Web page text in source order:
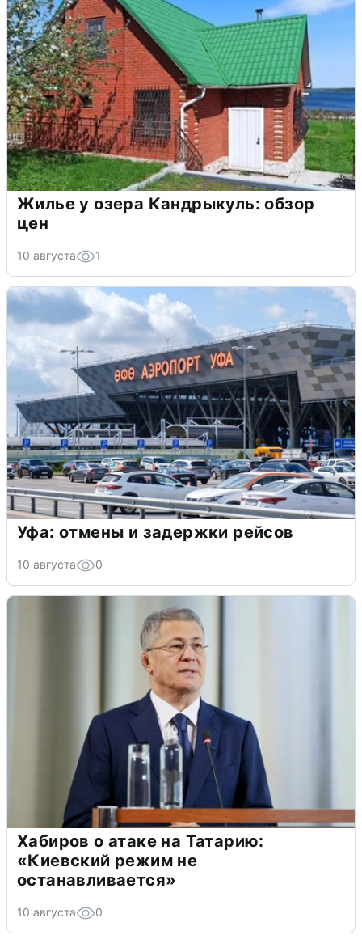
Жилье у озера Кандрыкуль: обзор
цен
10 августа 1
Уфа: отмены и задержки рейсов
10 августа 0
Хабиров о атаке на Татарию:
«Киевский режим не
останавливается»
10 августа 0